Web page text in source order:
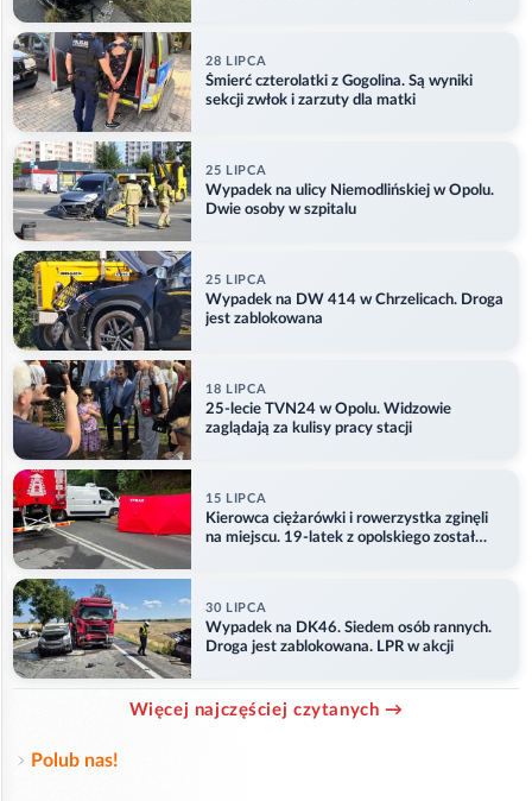
28 LIPCA
Śmierć czterolatki z Gogolina. Są wyniki
sekcji zwłok i zarzuty dla matki
25 LIPCA
Wypadek na ulicy Niemodlińskiej w Opolu.
Dwie osoby w szpitalu
25 LIPCA
Wypadek na DW 414 w Chrzelicach. Droga
jest zablokowana
18 LIPCA
25-lecie TVN24 w Opolu. Widzowie
zaglądają za kulisy pracy stacji
15 LIPCA
Kierowca ciężarówki i rowerzystka zginęli
na miejscu. 19-latek z opolskiego został
30 LIPCA
Wypadek na DK46. Siedem osób rannych.
Droga jest zablokowana. LPR w akcji
Więcej najczęściej czytanych →
Polub nas!